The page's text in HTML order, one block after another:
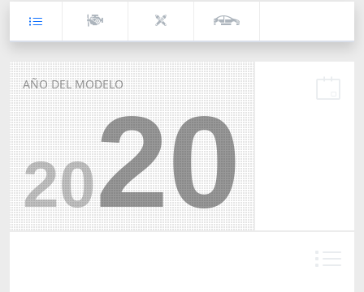
AÑO DEL MODELO
2020